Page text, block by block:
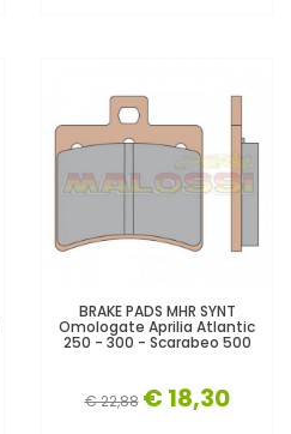
BRAKE PADS MHR SYNT
Omologate Aprilia Atlantic
250 - 300 - Scarabeo 500
€ 22,88 € 18,30